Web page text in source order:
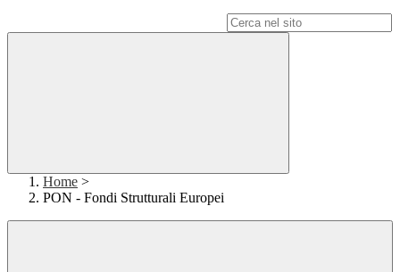
Home >
PON - Fondi Strutturali Europei